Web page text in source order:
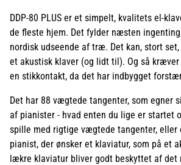
DDP-80 PLUS er et simpelt, kvalitets el-
de fleste hjem. Det fylder næsten
nordisk udseende af træ. Det kan, stort
et akustisk klaver (og lidt til). Og så
en stikkontakt, da det har indbygget
Det har 88 vægtede tangenter, som egner
af pianister - hvad enten du lige er startet
spille med rigtige vægtede tangenter, eller
pianist, der ønsker et klaviatur, som på et
lækre klaviatur bliver godt beskyttet af det